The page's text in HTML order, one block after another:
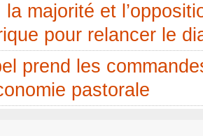
majorité et
pour relancer le
prend les
pastorale